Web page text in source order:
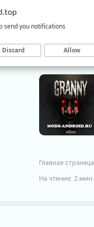
Главная страница
На чтение: 2 мин
send you notifications
Discard Allow